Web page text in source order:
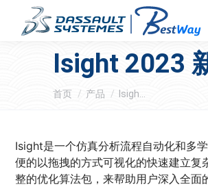
Isight 2023
您在这里：
首页 产品 Isigh…
Isight是一个仿真分析流程自动化和多
便的以拖拽的方式可视化的快速建立
整的优化算法包，来帮助用户深入全面